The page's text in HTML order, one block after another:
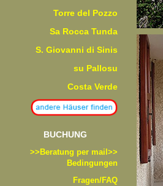
Torre del Pozzo
Sa Rocca Tunda
S. Giovanni di Sinis
su Pallosu
Costa Verde
BUCHUNG
>>Beratung per mail>>
Bedingungen
Fragen/FAQ